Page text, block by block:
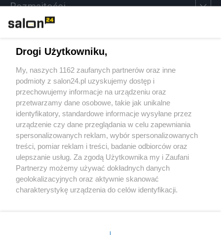
Rozmaitości
Sport
Społeczeństwo
Kultura
X Facebook Instagram Youtube
Drogi Użytkowniku,
My, naszych 1162 zaufanych partnerów oraz inne
podmioty z salon24.pl uzyskujemy dostęp i
przechowujemy informacje na urządzeniu oraz
przetwarzamy dane osobowe, takie jak unikalne
identyfikatory, standardowe informacje wysyłane przez
urządzenie czy dane przeglądania w celu zapewniania
spersonalizowanych reklam, wybór spersonalizowanych
treści, pomiar reklam i treści, badanie odbiorców oraz
ulepszanie usług. Za zgodą Użytkownika my i Zaufani
Partnerzy możemy używać dokładnych danych
geolokalizacyjnych oraz aktywnie skanować
charakterystykę urządzenia do celów identyfikacji.
zmienić/wycofać klikając przycisk ustawień prywatności